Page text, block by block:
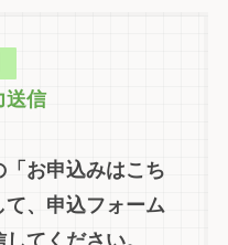
送信
お申込みはこち
て、申込フォーム
てください。